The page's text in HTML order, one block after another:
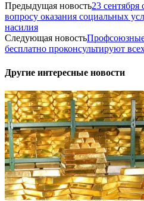
Предыдущая новость23 сентября
вопросу оказания социальных
насилия
Следующая новость
бесплатно проконсультируют
Другие интересные новости